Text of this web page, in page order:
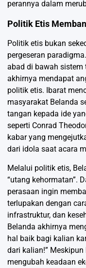
perannya dalam
Politik Etis
Politik etis bukan
pergeseran
abad di bawah sistem
akhirnya mendapat
politik etis. Ibarat
masyarakat Belanda
tangan kepada ide
seperti Conrad
kabar yang
dari idola saat acara
Melalui politik etis,
“utang kehormatan”.
perasaan ingin
terlupakan dengan
infrastruktur, dan
Belanda akhirnya
hal baik bagi kalian
dari kalian!”
mengubah keadaan